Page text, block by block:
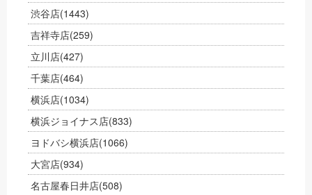
渋谷店(1443)
吉祥寺店(259)
立川店(427)
千葉店(464)
横浜店(1034)
横浜ジョイナス店(833)
ヨドバシ横浜店(1066)
大宮店(934)
名古屋春日井店(508)